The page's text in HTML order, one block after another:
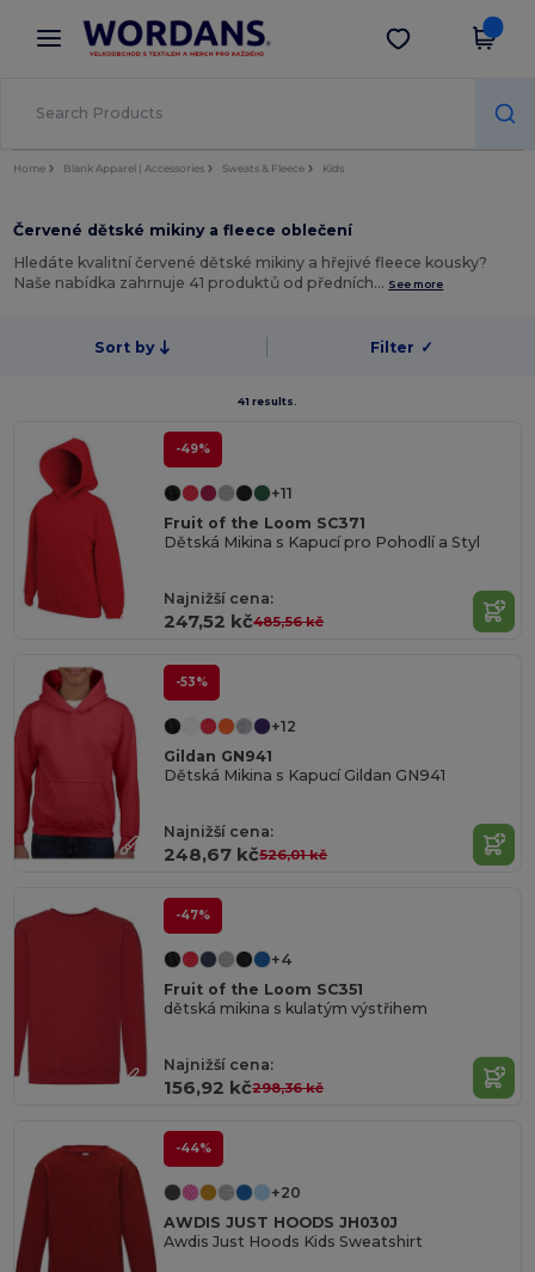
× Aplikace Wordans
Lepší ceny v aplikaci!
Stáhnout app
Home Blank Apparel | Accessories Sweats & Fleece Kids
Červené dětské mikiny a fleece oblečení
Hledáte kvalitní červené dětské mikiny a hřejivé fleece kousky?
Naše nabídka zahrnuje 41 produktů od předních… See more
Sort by Filter ✓
41 results.
-49%
+11
Fruit of the Loom SC371
Dětská Mikina s Kapucí pro Pohodlí a Styl
Najnižší cena:
247,52 kč485,56 kč
-53%
+12
Gildan GN941
Dětská Mikina s Kapucí Gildan GN941
Najnižší cena:
248,67 kč526,01 kč
-47%
+4
Fruit of the Loom SC351
dětská mikina s kulatým výstřihem
Najnižší cena:
156,92 kč298,36 kč
-44%
+20
AWDIS JUST HOODS JH030J
Awdis Just Hoods Kids Sweatshirt